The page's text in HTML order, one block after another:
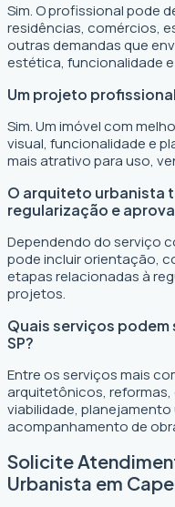
Sim. O profissional pode
residências, comércios,
outras demandas que
estética, funcionalidade
Um projeto
Sim. Um imóvel com
visual, funcionalidade e
mais atrativo para uso,
O arquiteto urbanista
regularização e
Dependendo do serviço
pode incluir orientação,
etapas relacionadas à
projetos.
Quais serviços
SP?
Entre os serviços mais
arquitetônicos,
viabilidade,
acompanhamento de
Solicite
Urbanista em